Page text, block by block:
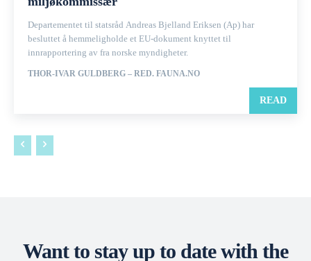
Departementet til statsråd Andreas Bjelland Eriksen (Ap) har
besluttet å hemmeligholde et EU-dokument knyttet til
innrapportering av fra norske myndigheter.
THOR-IVAR GULDBERG – RED. FAUNA.NO
READ
Want to stay up to date with the